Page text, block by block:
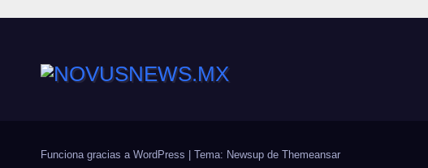
Funciona gracias a WordPress Tema: Newsup de Themeansar